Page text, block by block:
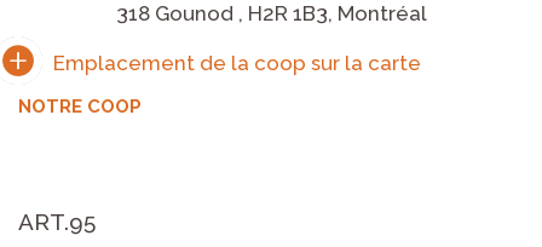
318 Gounod , H2R 1B3, Montréal
NOTRE COOP
ART.95